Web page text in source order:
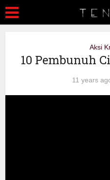
Aksi
10 Pembunuh
11 years